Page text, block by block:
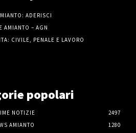
ADERISCI
AMIANTO – AGN
CIVILE, PENALE E LAVORO
popolari
NOTIZIE
2497
AMIANTO
1280